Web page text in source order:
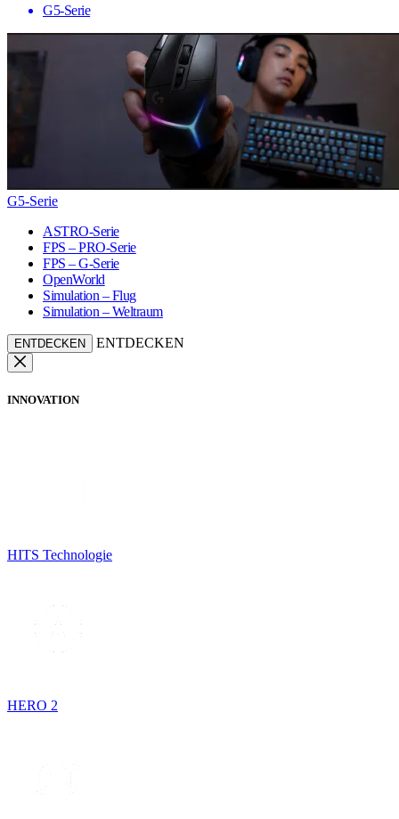
G5-Serie
G5-Serie
ASTRO-Serie
FPS – PRO-Serie
FPS – G-Serie
OpenWorld
Simulation – Flug
Simulation – Weltraum
ENTDECKEN ENTDECKEN
INNOVATION
HITS Technologie
HERO 2